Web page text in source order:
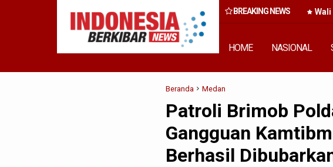
BREAKING NEWS
Percepatan Perda PBG Guna Penyederhanaan Layanan Cepat dan Murah
HOME NASIONAL
Beranda Medan
Patroli Brimob
Gangguan
Berhasil